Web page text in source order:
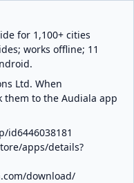
for 1,100+ cities
works offline; 11
Ltd. When
them to the Audiala app
id6446038181
apps/details?
download/